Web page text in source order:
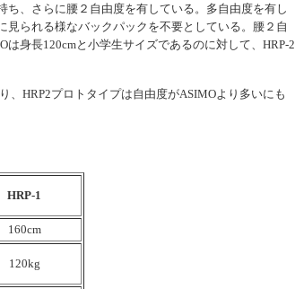
、さらに腰２自由度を有している。多自由度を有し
られる様なバックパックを不要としている。腰２自
身長120cmと小学生サイズであるのに対して、HRP-2
HRP2プロトタイプは自由度がASIMOより多いにも
HRP-1
160cm
120kg